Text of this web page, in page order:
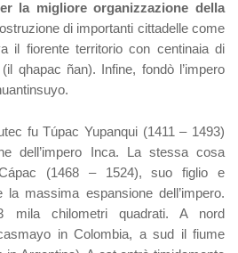
la migliore organizzazione della
di importanti cittadelle come
il fiorente territorio con centinaia di
qhapac ñan). Infine, fondò l’impero
fu Túpac Yupanqui (1411 – 1493)
dell’impero Inca. La stessa cosa
(1468 – 1524), suo figlio e
massima espansione dell’impero.
chilometri quadrati. A nord
in Colombia, a sud il fiume